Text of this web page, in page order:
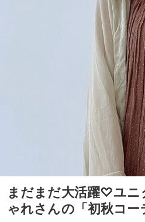
まだまだ大活躍♡ユニ
ゃれさんの「初秋コー